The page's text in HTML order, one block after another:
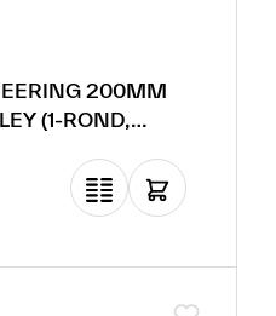
200MM
(1-ROND,